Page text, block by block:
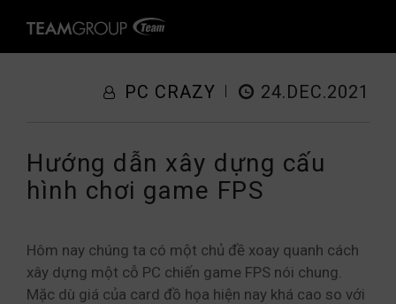
PC CRAZY 24.DEC.2021
Hướng dẫn xây dựng cấu
hình chơi game FPS
Hôm nay chúng ta có một chủ đề xoay quanh cách
xây dựng một cỗ PC chiến game FPS nói chung.
Mặc dù giá của card đồ họa hiện nay khá cao so với